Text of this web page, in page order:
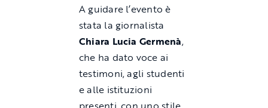
A guidare l’evento è
stata la giornalista
Chiara Lucia Germenà,
che ha dato voce ai
testimoni, agli studenti
e alle istituzioni